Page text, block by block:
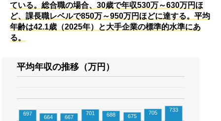
ている。総合職の場合、30歳で年収530万～630万円ほ
ど、課長職レベルで850万～950万円ほどに達する。平均
年齢は42.1歳（2025年）と大手企業の標準的水準にあ
る。
平均年収の推移（万円）
697
664 667
701 688 675
705 733